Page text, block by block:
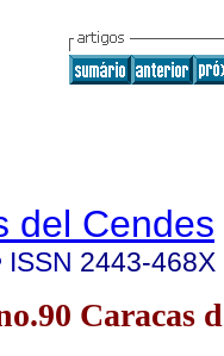
del Cendes
ISSN 2443-468X
Caracas